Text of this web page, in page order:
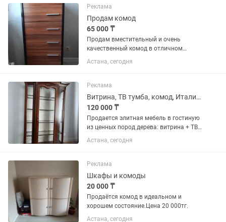
Реклама
Продам комод
65 000 ₸
Продам вместительный и очень
качественный комод в отличном
состоянии. Крепкий, устойчивый, без
сколов, трещин и царапин. Все 6
закрываются, механизмы...
Астана, сегодня
Реклама
Витрина, ТВ тумба, комод, Италия.
120 000 ₸
Продается элитная мебель в гостиную
из ценных пород дерева: витрина + ТВ
тумба + комод. Производство Cavio
Casa, Италия. Примерные цены можете
2млн.тенге, витрина 1.5...
Астана, сегодня
Реклама
Шкафы и комоды
20 000 ₸
Продаётся комод в идеальном и
хорошем состояние.Цена 20 000тг.
Астана, сегодня